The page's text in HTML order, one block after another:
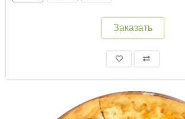
Заказать